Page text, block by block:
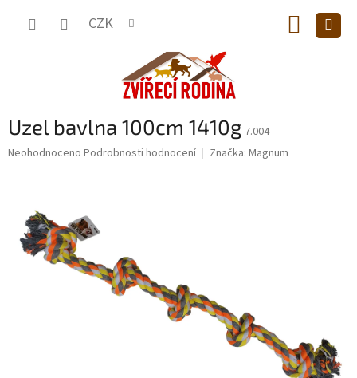
CZK
KOŠÍK
Uzel bavlna 100cm 1410g 7.004
Průměrné
hvězdiček.
Neohodnoceno Podrobnosti hodnocení Značka: Magnum